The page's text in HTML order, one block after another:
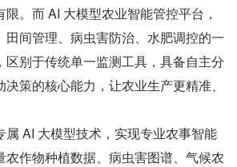
。而 AI 大模型农业智能管控平台，
田间管理、病虫害防治、水肥调控的一
区别于传统单一监测工具，具备自主分
策的核心能力，让农业生产更精准、
属 AI 大模型技术，实现专业农事智能
农作物种植数据、病虫害图谱、气候农